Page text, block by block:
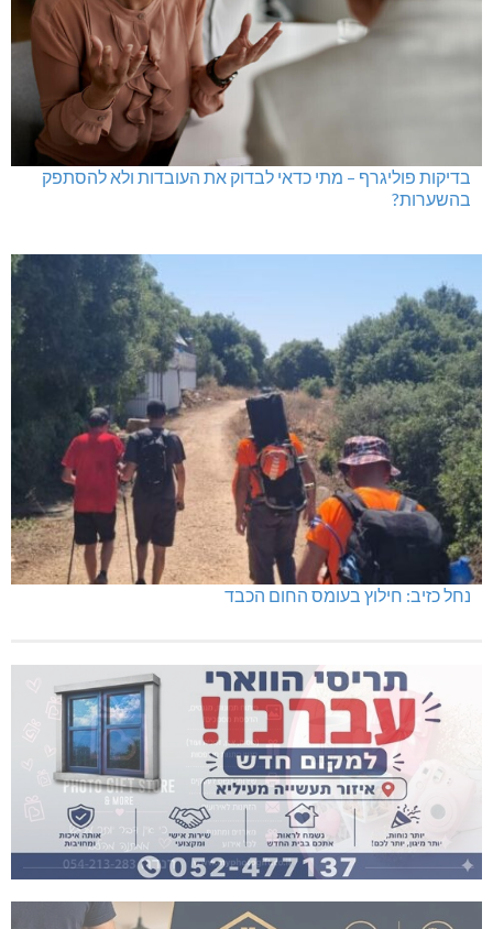
בדיקות פוליגרף – מתי כדאי לבדוק את העובדות ולא להסתפק
בהשערות?
נחל כזיב: חילוץ בעומס החום הכבד